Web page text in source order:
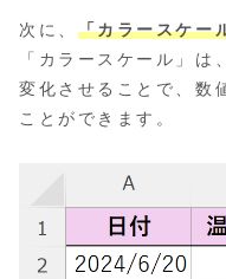
次に、 「カラースケー
「カラースケール」は
変化させることで、数
ことができます。